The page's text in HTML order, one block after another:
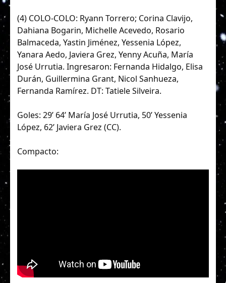
(4) COLO-COLO: Ryann Torrero; Corina Clavijo,
Dahiana Bogarin, Michelle Acevedo, Rosario
Balmaceda, Yastin Jiménez, Yessenia López,
Yanara Aedo, Javiera Grez, Yenny Acuña, María
José Urrutia. Ingresaron: Fernanda Hidalgo, Elisa
Durán, Guillermina Grant, Nicol Sanhueza,
Fernanda Ramírez. DT: Tatiele Silveira.
Goles: 29’ 64’ María José Urrutia, 50’ Yessenia
López, 62’ Javiera Grez (CC).
Compacto: